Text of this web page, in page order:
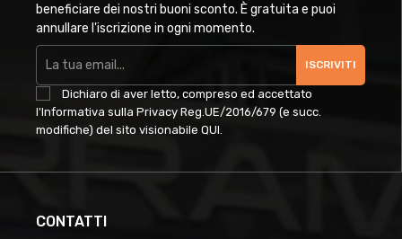
beneficiare dei nostri buoni sconto. È gratuita e puoi
annullare l'iscrizione in ogni momento.
ISCRIVITI
Dichiaro di aver letto, compreso ed accettato
l'Informativa sulla Privacy Reg.UE/2016/679 (e succ.
modifiche) del sito visionabile QUI
CONTATTI